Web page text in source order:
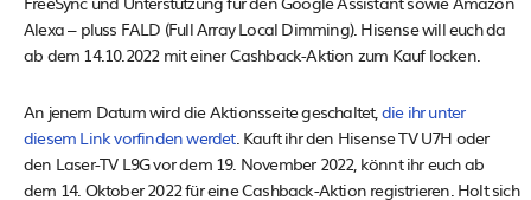
Alexa – pluss FALD (Full Array Local Dimming). Hisense will euch da
ab dem 14.10.2022 mit einer Cashback-Aktion zum Kauf locken.
An jenem Datum wird die Aktionsseite geschaltet, die ihr unter
diesem Link vorfinden werdet. Kauft ihr den Hisense TV U7H oder
den Laser-TV L9G vor dem 19. November 2022, könnt ihr euch ab
dem 14. Oktober 2022 für eine Cashback-Aktion registrieren. Holt sich